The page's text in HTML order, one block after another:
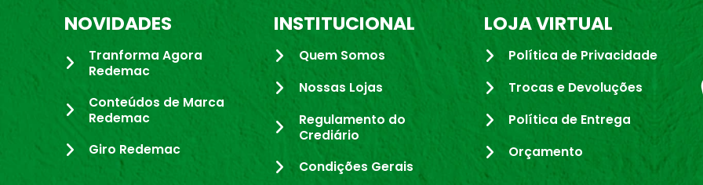
NOVIDADES
Tranforma Agora
Redemac
Conteúdos de Marca
Redemac
Giro Redemac
INSTITUCIONAL
Quem Somos
Nossas Lojas
Regulamento do
Crediário
Condições Gerais
LOJA VIRTUAL
Política de Privacidade
Trocas e Devoluções
Política de Entrega
Orçamento